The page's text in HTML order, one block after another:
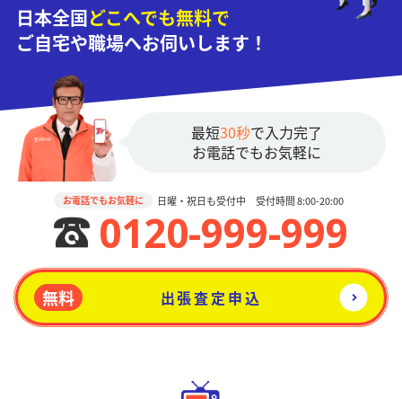
日本全国どこへでも無料で
ご自宅や職場へお伺いします！
最短30秒で入力完了
お電話でもお気軽に
お電話でもお気軽に 日曜・祝日も受付中 受付時間 8:00-20:00
0120-999-999
無料 出張査定申込